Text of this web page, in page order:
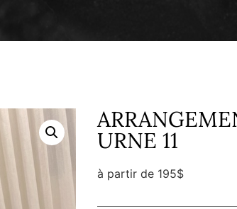
URNE 11
à partir de 195$